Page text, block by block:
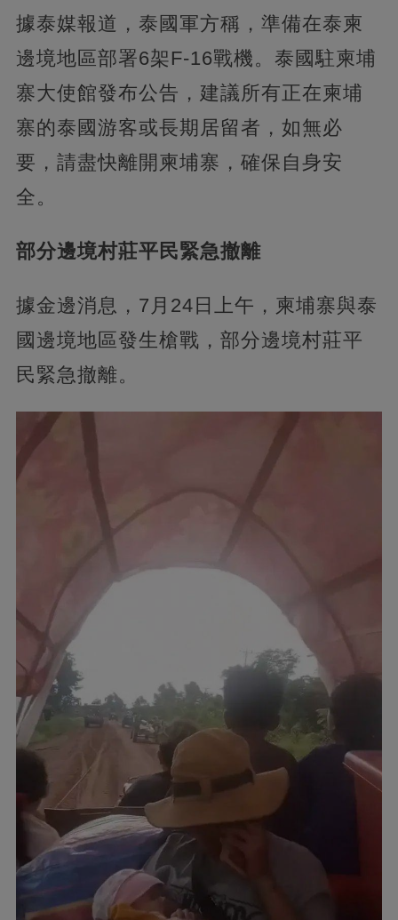
據泰媒報道，泰國軍方稱，準備在泰柬
邊境地區部署6架F-16戰機。泰國駐柬埔
寨大使館發布公告，建議所有正在柬埔
寨的泰國游客或長期居留者，如無必
要，請盡快離開柬埔寨，確保自身安
全。
部分邊境村莊平民緊急撤離
據金邊消息，7月24日上午，柬埔寨與泰
國邊境地區發生槍戰，部分邊境村莊平
民緊急撤離。